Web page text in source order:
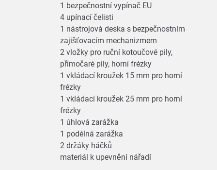
1 bezpečnostní vypínač EU
4 upínací čelisti
1 nástrojová deska s bezpečnostním
zajišťovacím mechanizmem
2 vložky pro ruční kotoučové pily,
přímočaré pily, horní frézky
1 vkládací kroužek 15 mm pro horní
frézky
1 vkládací kroužek 25 mm pro horní
frézky
1 úhlová zarážka
1 podélná zarážka
2 držáky háčků
materiál k upevnění nářadí